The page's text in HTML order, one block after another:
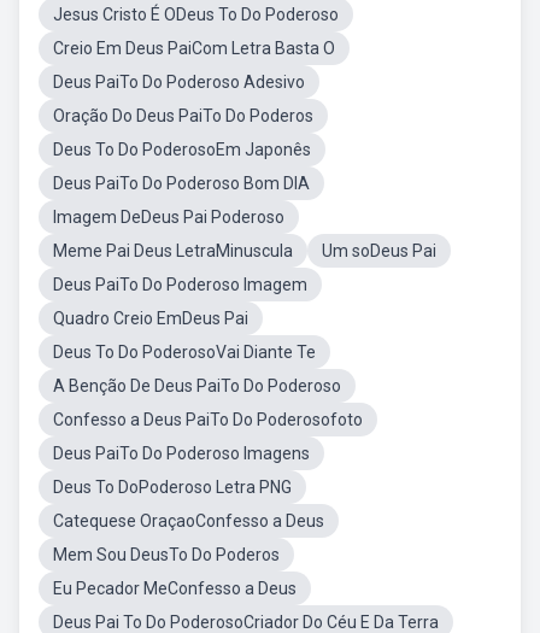
Jesus Cristo É ODeus To Do Poderoso
Creio Em Deus PaiCom Letra Basta O
Deus PaiTo Do Poderoso Adesivo
Oração Do Deus PaiTo Do Poderos
Deus To Do PoderosoEm Japonês
Deus PaiTo Do Poderoso Bom DIA
Imagem DeDeus Pai Poderoso
Meme Pai Deus LetraMinuscula
Um soDeus Pai
Deus PaiTo Do Poderoso Imagem
Quadro Creio EmDeus Pai
Deus To Do PoderosoVai Diante Te
A Benção De Deus PaiTo Do Poderoso
Confesso a Deus PaiTo Do Poderosofoto
Deus PaiTo Do Poderoso Imagens
Deus To DoPoderoso Letra PNG
Catequese OraçaoConfesso a Deus
Mem Sou DeusTo Do Poderos
Eu Pecador MeConfesso a Deus
Deus Pai To Do PoderosoCriador Do Céu E Da Terra